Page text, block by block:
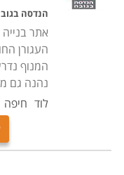
מתאים לאנשים
נמלים. בנוסף,
של מנוף ומנהל
יכולתו של עובד
לתקשר איתו וכיצד
על מנת ליצור עבודה
הנדסה
אתר בנייה
העגורן
המנוף
נהנה גם
לוד חיפה